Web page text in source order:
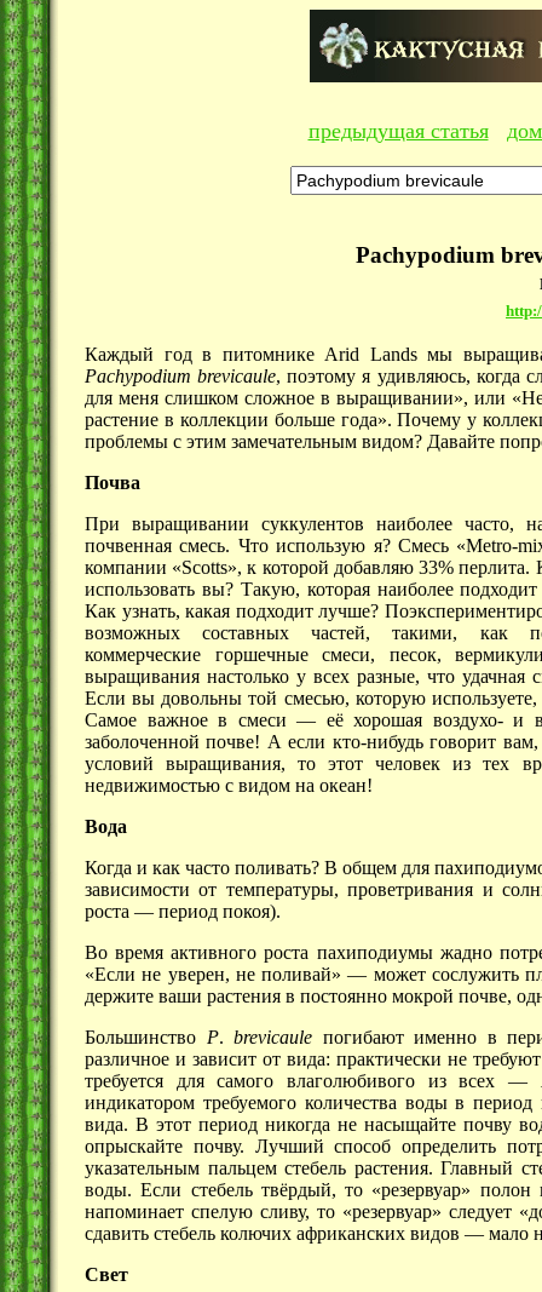
предыдущая статья
Pachypodium
Каждый год в питомнике Arid Lands мы
Pachypodium brevicaule, поэтому я удивляюсь, когда
для меня слишком сложное в выращивании», или
растение в коллекции больше года». Почему у
проблемы с этим замечательным видом? Давайте
Почва
При выращивании суккулентов наиболее часто,
почвенная смесь. Что использую я? Смесь «Metro-
компании «Scotts», к которой добавляю 33%
использовать вы? Такую, которая наиболее
Как узнать, какая подходит лучше?
возможных составных частей, такими, как
коммерческие горшечные смеси, песок,
выращивания настолько у всех разные, что
Если вы довольны той смесью, которую
Самое важное в смеси — её хорошая воздухо- и
заболоченной почве! А если кто-нибудь говорит
условий выращивания, то этот человек из тех
недвижимостью с видом на океан!
Вода
Когда и как часто поливать? В общем для
зависимости от температуры, проветривания и
роста — период покоя).
Во время активного роста пахиподиумы жадно
«Если не уверен, неполивай» — может сослужить
держите ваши растения в постоянно мокрой почве,
Большинство P.brevicaule погибают именно в
различное и зависит от вида: практически не
требуется для самого влаголюбивого извсех —
индикатором требуемого количества воды в
вида. В этот период никогда не насыщайте почву
опрыскайте почву. Лучший способ определить
указательным пальцем стебель растения. Главный
воды. Если стебель твёрдый, то «резервуар»
напоминает спелую сливу, то «резервуар» следует
сдавить стебель колючих африканских видов — мало
Свет